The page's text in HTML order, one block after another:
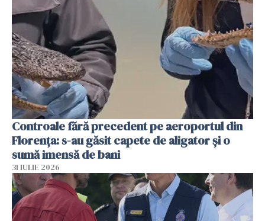
Controale fără precedent pe aeroportul din
Florența: s-au găsit capete de aligator și o
sumă imensă de bani
31 IULIE 2026